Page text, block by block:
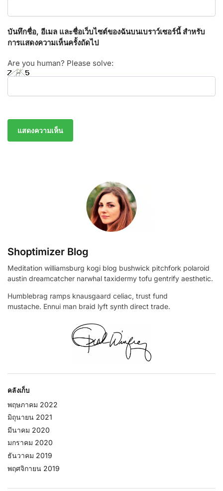
บันทึกชื่อ, อีเมล และชื่อเว็บไซต์ของฉันบนเบราว์เซอร์นี้ สำหรับ
การแสดงความเห็นครั้งถัดไป
Are you human? Please solve:
Shoptimizer Blog
Meditation williamsburg kogi blog bushwick pitchfork polaroid
austin dreamcatcher narwhal taxidermy tofu gentrify aesthetic.
Humblebrag ramps knausgaard celiac, trust fund
mustache. Ennui man braid lyft synth direct trade.
คลังเก็บ
พฤษภาคม 2022
มิถุนายน 2021
มีนาคม 2020
มกราคม 2020
ธันวาคม 2019
พฤศจิกายน 2019